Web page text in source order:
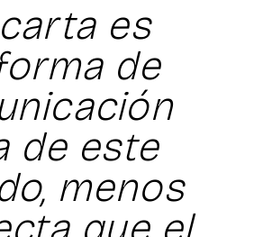
es
de
de este
menos